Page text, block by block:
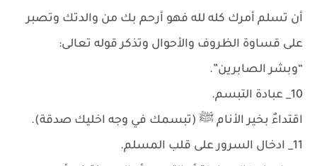
أن تسلم أمرك كله لله فهو أرحم بك من والدتك وتصبر
على قساوة الظروف والأحوال وتذكر قوله تعالى:
“وبشر الصابرين”.
10_ عبادة التبسم.
اقتداءٌ بخير الأنام ﷺ (تبسمك في وجه اخليك صدقة).
11_ ادخال السرور على قلب المسلم.